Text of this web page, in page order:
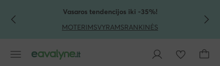
PEREITI PRIE PAGRINDINIO TURINIO
PEREITI Į PAIEŠKĄVasaros tendencijos iki -35%!
MOTERIMSVYRAMSRANKINĖS